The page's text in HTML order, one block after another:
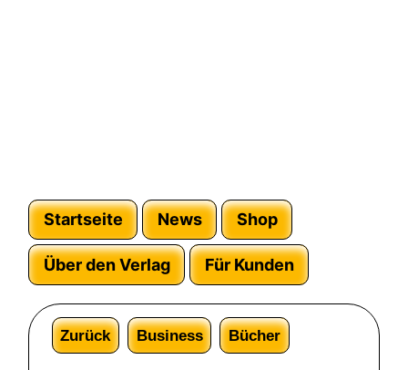
Startseite News Shop
Über den Verlag Für Kunden
Zurück Business Bücher